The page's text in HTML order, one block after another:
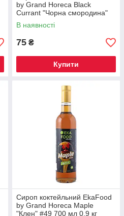
by Grand Horeca Black
Currant "Чорна смородина"
#2 700 мл 0,9 кг СКЛО
В наявності
75 ₴
Купити
Сироп коктейльний EkaFood
by Grand Horeca Maple
"Клен" #49 700 мл 0,9 кг